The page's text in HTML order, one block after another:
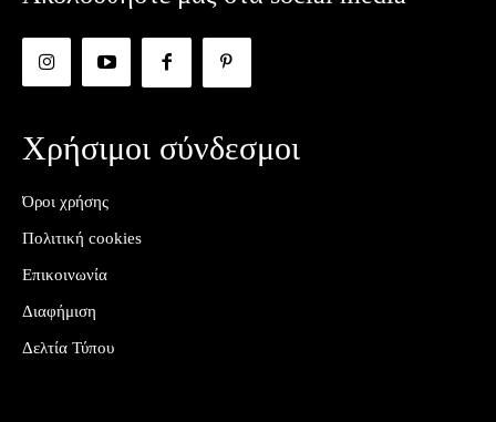
Χρήσιμοι σύνδεσμοι
Όροι χρήσης
Πολιτική cookies
Επικοινωνία
Διαφήμιση
Δελτία Τύπου